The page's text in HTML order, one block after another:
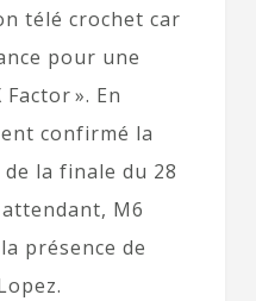
télé crochet car
pour une
». En
confirmé la
la finale du 28
M6
présence de